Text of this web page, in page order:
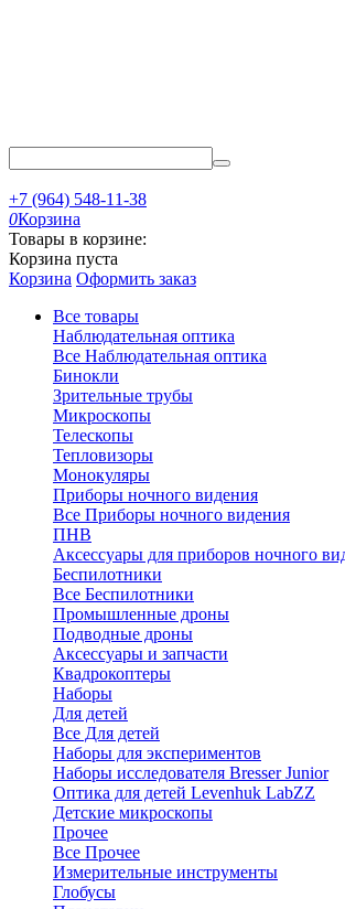
+7 (964) 548-11-38
0Корзина
Товары в корзине:
Корзина пуста
Корзина Оформить заказ
Все товары
Наблюдательная оптика
Все Наблюдательная оптика
Бинокли
Зрительные трубы
Микроскопы
Телескопы
Тепловизоры
Монокуляры
Приборы ночного видения
Все Приборы ночного видения
ПНВ
Аксессуары для приборов ночного
Беспилотники
Все Беспилотники
Промышленные дроны
Подводные дроны
Аксессуары и запчасти
Квадрокоптеры
Наборы
Для детей
Все Для детей
Наборы для экспериментов
Наборы исследователя Bresser Junior
Оптика для детей Levenhuk LabZZ
Детские микроскопы
Прочее
Все Прочее
Измерительные инструменты
Глобусы